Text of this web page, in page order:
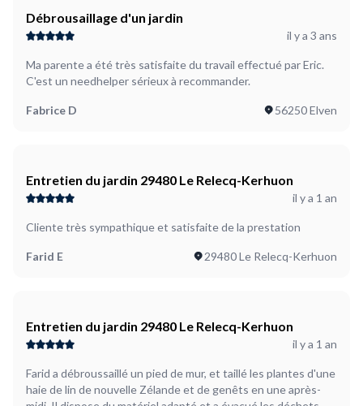
Débrousaillage d'un jardin
il y a 3 ans
Ma parente a été très satisfaite du travail effectué par Eric.
C'est un needhelper sérieux à recommander.
Fabrice D 56250 Elven
Entretien du jardin 29480 Le Relecq-Kerhuon
il y a 1 an
Cliente très sympathique et satisfaite de la prestation
Farid E 29480 Le Relecq-Kerhuon
Entretien du jardin 29480 Le Relecq-Kerhuon
il y a 1 an
Farid a débroussaillé un pied de mur, et taillé les plantes d'une
haie de lin de nouvelle Zélande et de genêts en une après-